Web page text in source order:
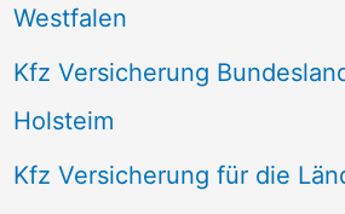
Westfalen
Kfz Versicherung
Holsteim
Kfz Versicherung für die